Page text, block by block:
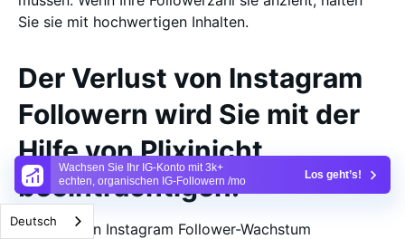
Wachsen Sie Ihr IG-Konto mit 3k+
echten, organischen IG-Followern /mo
Los geht’s!
Sie sie mit hochwertigen Inhalten.
Der Verlust von Instagram
Followern wird Sie mit der
Hilfe von Plixinicht
beeinträchtigen.
Wenn Sie an Instagram Follower-Wachstum
Deutsch